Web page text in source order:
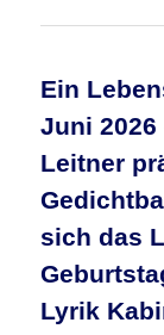
Ein
Juni 2026
Leitner
sich das
Lyrik